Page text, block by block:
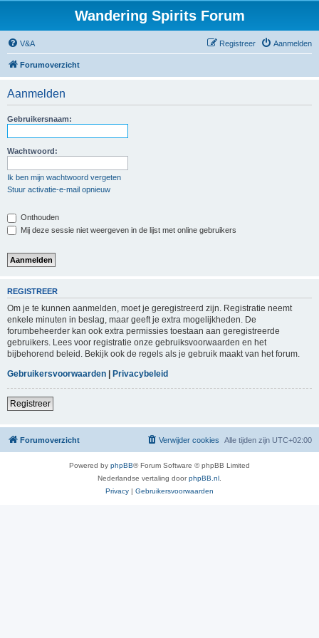
Wandering Spirits Forum
V&A Aanmelden
Registreer
Forumoverzicht
Aanmelden
Gebruikersnaam:
Wachtwoord:
Ik ben mijn wachtwoord vergeten
Stuur activatie-e-mail opnieuw
Onthouden
Mij deze sessie niet weergeven in de lijst met online gebruikers
REGISTREER
Om je te kunnen aanmelden, moet je geregistreerd zijn. Registratie neemt
enkele minuten in beslag, maar geeft je extra mogelijkheden. De
forumbeheerder kan ook extra permissies toestaan aan geregistreerde
gebruikers. Lees voor registratie onze gebruiksvoorwaarden en het
bijbehorend beleid. Bekijk ook de regels als je gebruik maakt van het forum.
Gebruikersvoorwaarden | Privacybeleid
Registreer
Forumoverzicht Alle tijden zijn UTC+02:00
Verwijder cookies
Powered by phpBB® Forum Software © phpBB Limited
Nederlandse vertaling doorphpBB.nl
Privacy | Gebruikersvoorwaarden